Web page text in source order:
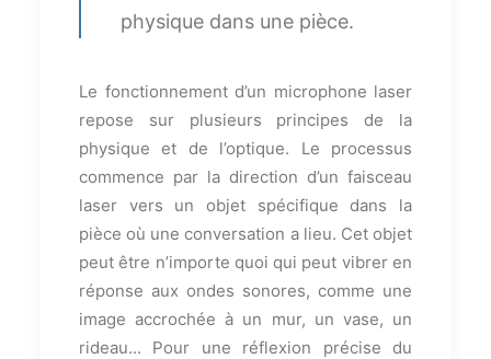
physique dans une pièce.
Le fonctionnement d’un microphone laser
repose sur plusieurs principes de la
physique et de l’optique. Le processus
commence par la direction d’un faisceau
laser vers un objet spécifique dans la
pièce où une conversation a lieu. Cet objet
peut être n’importe quoi qui peut vibrer en
réponse aux ondes sonores, comme une
image accrochée à un mur, un vase, un
rideau... Pour une réflexion précise du